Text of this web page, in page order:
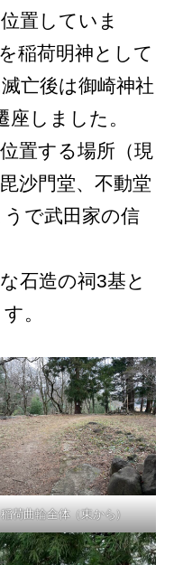
置していま
稲荷明神として
亡後は御崎神社
しました。
置する場所（現
沙門堂、不動堂
で武田家の信
石造の祠3基と
。
稲荷曲輪全体（東から）